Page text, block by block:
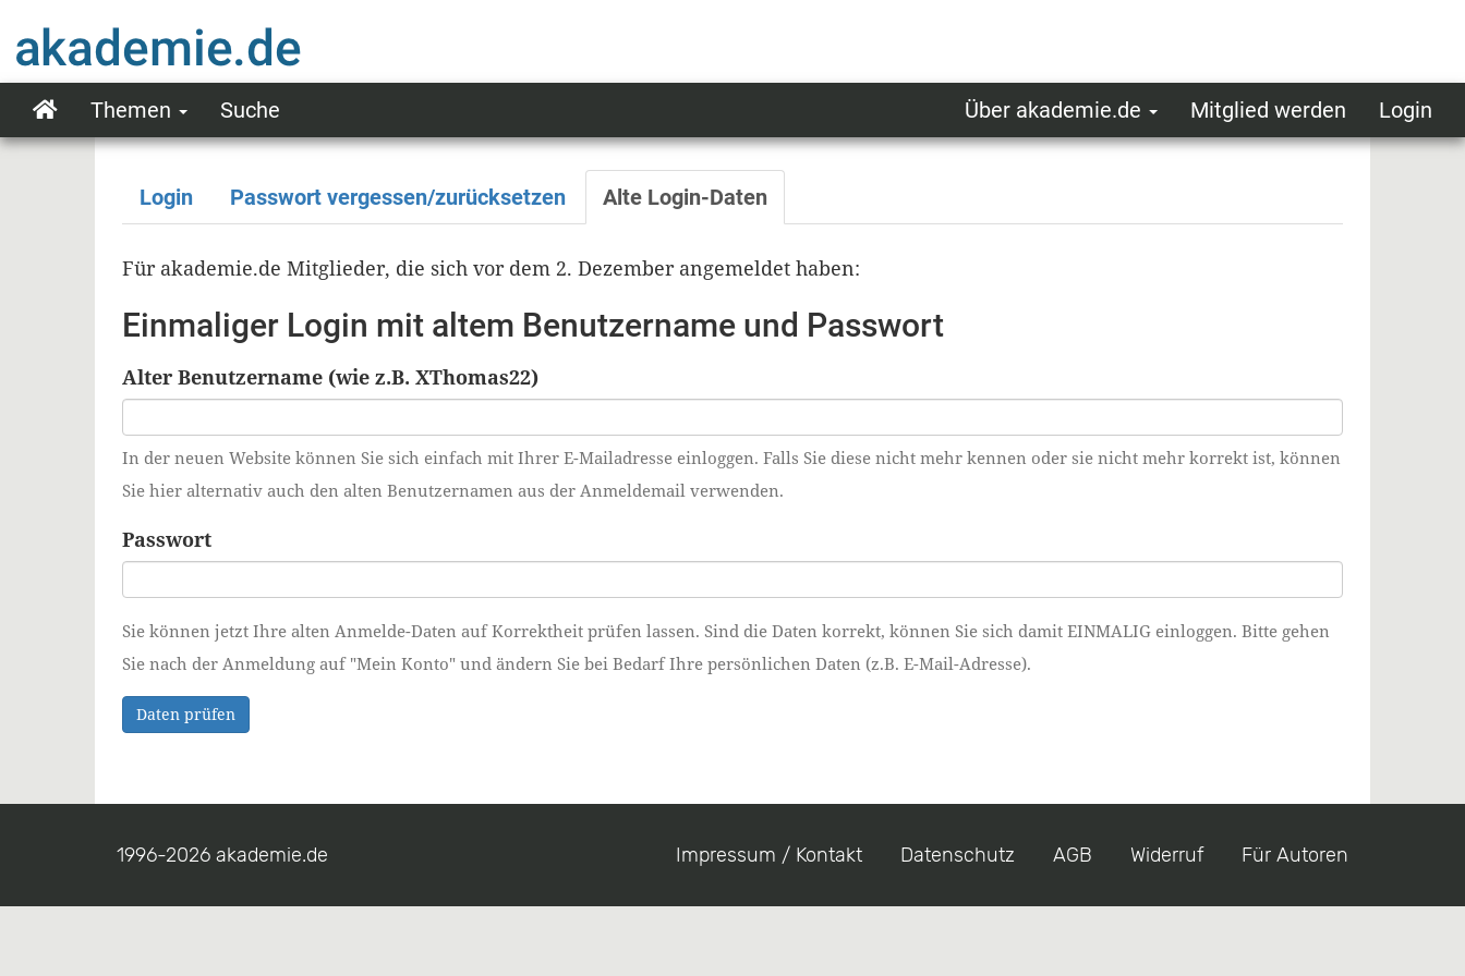
zum
Inhalt
Main
Themen Suche
User
Über akademie.de Mitglied werden Login
Primäre
Login Passwort vergessen/zurücksetzen Alte Login-Daten
Für akademie.de Mitglieder, die sich vor dem 2. Dezember angemeldet haben:
Einmaliger Login mit altem Benutzername und Passwort
Alter Benutzername (wie z.B. XThomas22)
In der neuen Website können Sie sich einfach mit Ihrer E-Mailadresse einloggen. Falls Sie diese nicht mehr kennen oder sie nicht mehr korrekt ist, können
Sie hier alternativ auch den alten Benutzernamen aus der Anmeldemail verwenden.
Passwort
Sie können jetzt Ihre alten Anmelde-Daten auf Korrektheit prüfen lassen. Sind die Daten korrekt, können Sie sich damit EINMALIG einloggen. Bitte gehen
Sie nach der Anmeldung auf "Mein Konto" und ändern Sie bei Bedarf Ihre persönlichen Daten (z.B. E-Mail-Adresse).
Daten prüfen
Footer
menu
Impressum / Kontakt Datenschutz AGB Widerruf Für Autoren
1996-2026 akademie.de